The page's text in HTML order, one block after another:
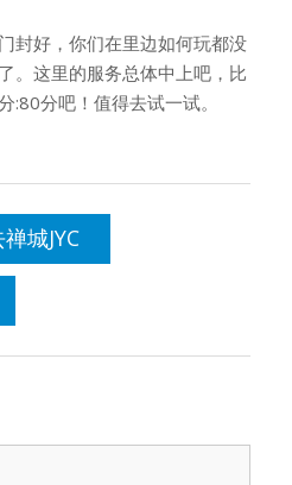
封好，你们在里边如何玩都没
。这里的服务总体中上吧，比
:80分吧！值得去试一试。
城JYC